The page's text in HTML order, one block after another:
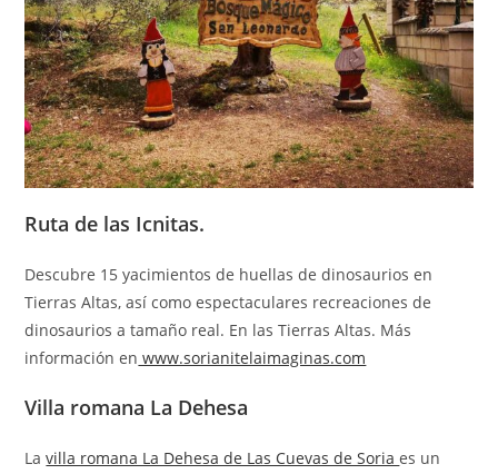
Ruta de las Icnitas.
Descubre 15 yacimientos de huellas de dinosaurios en
Tierras Altas, así como espectaculares recreaciones de
dinosaurios a tamaño real. En las Tierras Altas. Más
información en www.sorianitelaimaginas.com
Villa romana La Dehesa
Lavilla romana La Dehesa de Las Cuevas de Soriaes un